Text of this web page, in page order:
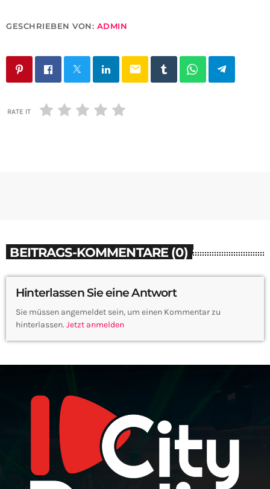
GESCHRIEBEN VON: ADMIN
email
RATE IT
BEITRAGS-KOMMENTARE (0)
Hinterlassen Sie eine Antwort
Sie müssen angemeldet sein, um einen Kommentar zu
hinterlassen. Jetzt anmelden